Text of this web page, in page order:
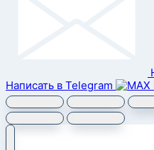
Написать в Telegram